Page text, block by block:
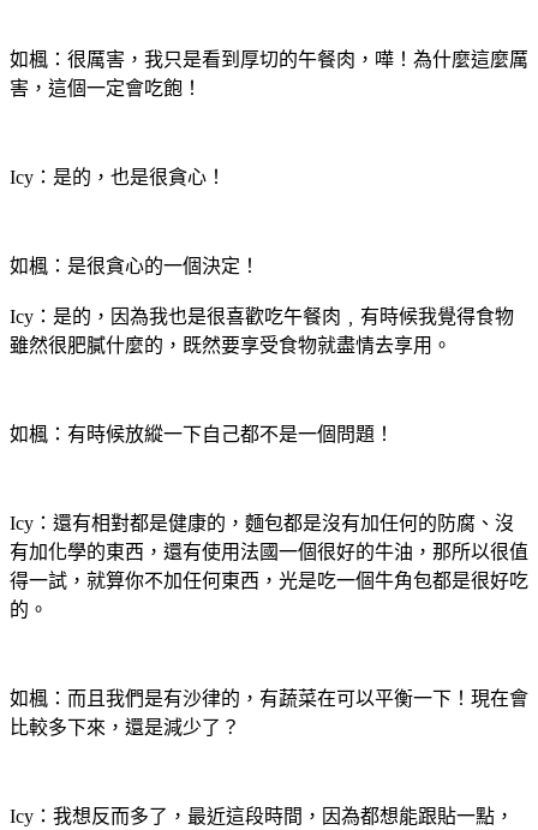
如楓：很厲害，我只是看到厚切的午餐肉，嘩！為什麼這麼厲
害，這個一定會吃飽！
Icy：是的，也是很貪心！
如楓：是很貪心的一個決定！
Icy：是的，因為我也是很喜歡吃午餐肉﹐有時候我覺得食物
雖然很肥膩什麼的，既然要享受食物就盡情去享用。
如楓：有時候放縱一下自己都不是一個問題！
Icy：還有相對都是健康的，麵包都是沒有加任何的防腐、沒
有加化學的東西，還有使用法國一個很好的牛油，那所以很值
得一試，就算你不加任何東西，光是吃一個牛角包都是很好吃
的。
如楓：而且我們是有沙律的，有蔬菜在可以平衡一下！現在會
比較多下來，還是減少了？
Icy：我想反而多了，最近這段時間，因為都想能跟貼一點，